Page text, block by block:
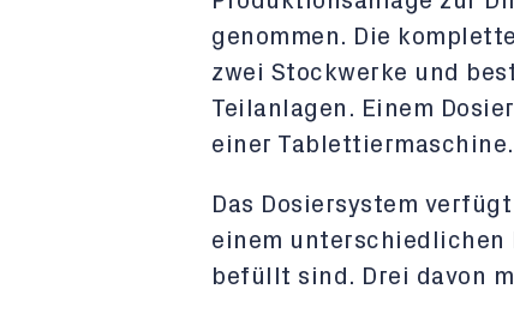
genommen. Die
zwei Stockwerke und
Teilanlagen. Einem
einer Tablettiermaschine.
Das Dosiersystem
einem unterschiedlichen
befüllt sind. Drei davon